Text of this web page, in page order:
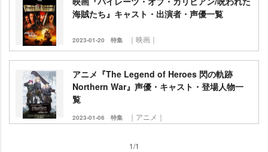
海賊たち』キャスト・出演者・声優一覧
2023-01-20 特集 ｜映画｜
アニメ『The Legend of Heroes 閃の軌跡
Northern War』声優・キャスト・登場人物一
覧
2023-01-06 特集 ｜アニメ｜
1/1